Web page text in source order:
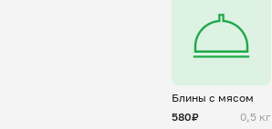
Блины с мясом
580₽
0,5 кг